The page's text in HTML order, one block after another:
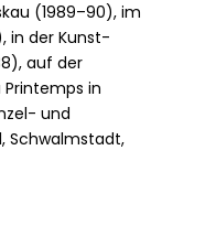
(1989–90), im
in der Kunst-
auf der
in
und
Schwalmstadt,